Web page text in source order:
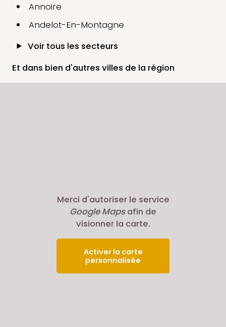
Annoire
Andelot-En-Montagne
Voir tous les secteurs
Et dans bien d'autres villes de la région
Merci d'autoriser le service
Google Mapsafin de
visionner la carte.
Activer la carte
personnalisée